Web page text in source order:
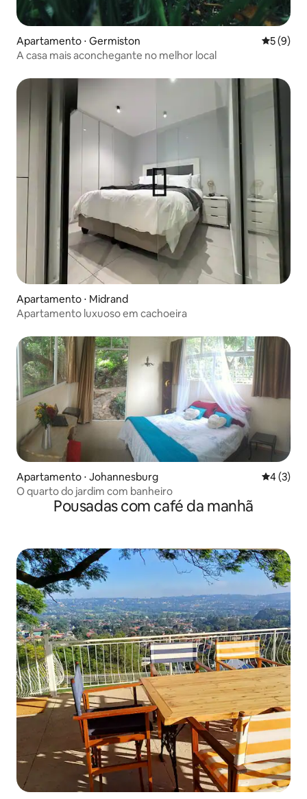
Apartamento ⋅ Germiston 5 de
5 (9)
A casa mais aconchegante no melhor local
Apartamento ⋅ Midrand
Apartamento luxuoso em cachoeira
Apartamento ⋅ Johannesburg 4 de
4 (3)
O quarto do jardim com banheiro
Pousadas com café da manhã